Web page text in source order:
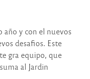
año y con el nuevos
desafios. Este
gra equipo, que
al Jardin